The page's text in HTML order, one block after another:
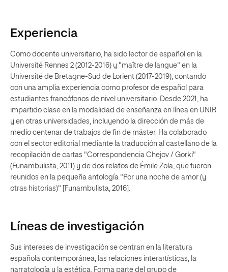
Experiencia
Como docente universitario, ha sido lector de español en la
Université Rennes 2 (2012-2016) y "maître de langue" en la
Université de Bretagne-Sud de Lorient (2017-2019), contando
con una amplia experiencia como profesor de español para
estudiantes francófonos de nivel universitario. Desde 2021, ha
impartido clase en la modalidad de enseñanza en línea en UNIR
y en otras universidades, incluyendo la dirección de más de
medio centenar de trabajos de fin de máster. Ha colaborado
con el sector editorial mediante la traducción al castellano de la
recopilación de cartas "Correspondencia Chejov / Gorki"
(Funambulista, 2011) y de dos relatos de Émile Zola, que fueron
reunidos en la pequeña antología "Por una noche de amor (y
otras historias)" [Funambulista, 2016].
Líneas de investigación
Sus intereses de investigación se centran en la literatura
española contemporánea, las relaciones interartísticas, la
narratología y la estética. Forma parte del grupo de